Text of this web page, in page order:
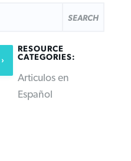
RESOURCE
CATEGORIES:
Articulos en
Español